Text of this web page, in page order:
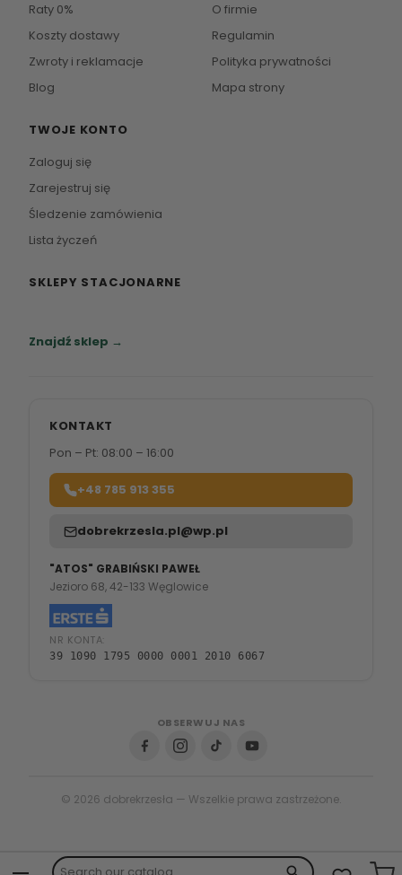
Raty 0%
Koszty dostawy
Zwroty i reklamacje
Blog
O firmie
Regulamin
Polityka prywatności
Mapa strony
TWOJE KONTO
Zaloguj się
Zarejestruj się
Śledzenie zamówienia
Lista życzeń
SKLEPY STACJONARNE
Znajdź sklep →
KONTAKT
Pon – Pt: 08:00 – 16:00
+48 785 913 355
dobrekrzesla.pl@wp.pl
"ATOS" GRABIŃSKI PAWEŁ
Jezioro 68, 42-133 Węglowice
NR KONTA:
39 1090 1795 0000 0001 2010 6067
OBSERWUJ NAS
© 2026 dobrekrzesła — Wszelkie prawa zastrzeżone.